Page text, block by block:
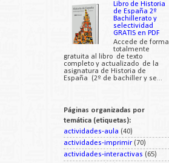
Libro de Historia
de España 2º
Bachillerato y
selectividad
GRATIS en PDF
Accede de forma
totalmente
gratuita al libro de texto
completo y actualizado de la
asignatura de Historia de
España (2º de bachiller y se...
Páginas organizadas por
temática (etiquetas):
actividades-aula (40)
actividades-imprimir (70)
actividades-interactivas (65)